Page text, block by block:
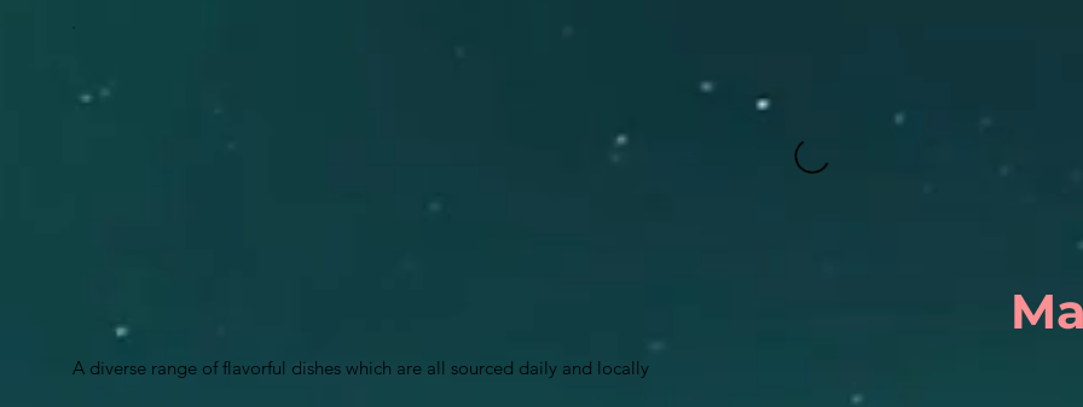
A diverse range of flavorful dishes which are all sourced daily and locally